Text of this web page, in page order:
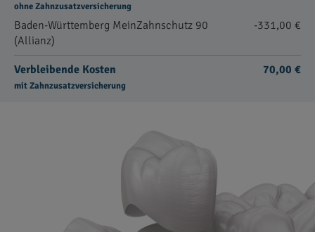
ohne Zahnzusatzversicherung
Baden-Württemberg MeinZahnschutz 90
(Allianz)
-331,00 €
Verbleibende Kosten
mit Zahnzusatzversicherung
70,00 €